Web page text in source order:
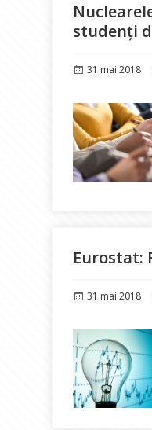
studenți
Publicat
31 mai 2018
Eurostat:
Publicat
31 mai 2018